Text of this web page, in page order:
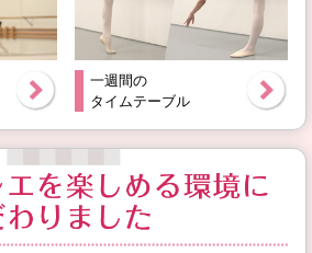
一週間の
タイムテーブル